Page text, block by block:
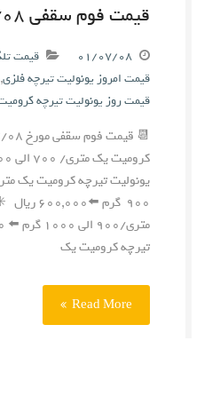
قیمت فوم سقفی ۰۱/۰۷/۰۸
۰۱/۰۷/۰۸ قیمت
قیمت امروز یونولیت تیرچه فلزی,
قیمت روز یونولیت تیرچه
۹۰۰ گرم
تیرچه کرومیت یک
Read More